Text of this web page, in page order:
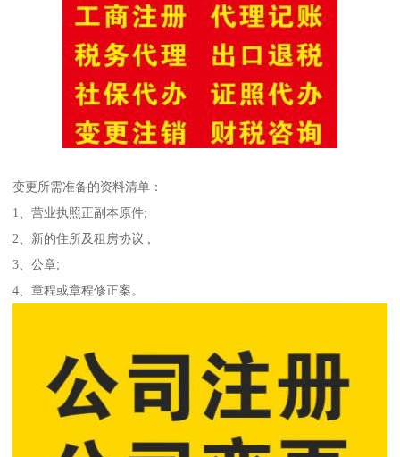
变更所需准备的资料清单：
1、营业执照正副本原件;
2、新的住所及租房协议 ;
3、公章;
4、章程或章程修正案。